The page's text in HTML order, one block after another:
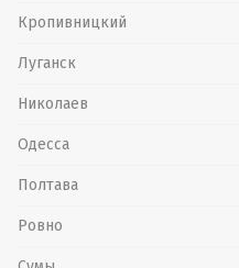
Кропивницкий
Луганск
Николаев
Одесса
Полтава
Ровно